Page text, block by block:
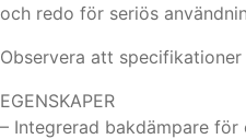
och redo för seriös
Observera att
EGENSKAPER
– Integrerad bakdämpare